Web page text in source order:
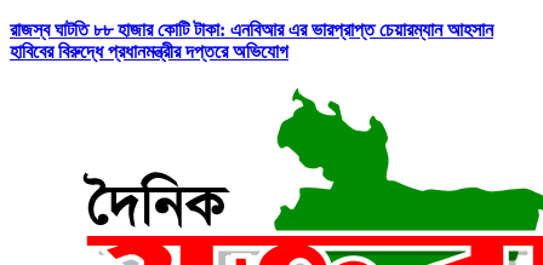
রাজস্ব ঘাটতি ৮৮ হাজার কোটি টাকা: এনবিআর এর ভারপ্রাপ্ত চেয়ারম্যান আহসান
হাবিবের বিরুদ্ধে প্রধানমন্ত্রীর দপ্তরে অভিযোগ